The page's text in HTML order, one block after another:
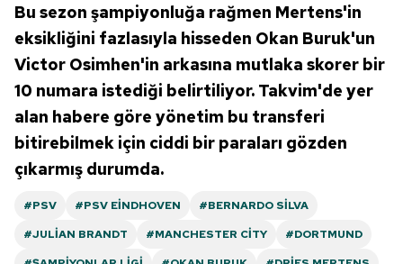
Bu sezon şampiyonluğa rağmen Mertens'in
eksikliğini fazlasıyla hisseden Okan Buruk'un
Victor Osimhen'in arkasına mutlaka skorer bir
10 numara istediği belirtiliyor. Takvim'de yer
alan habere göre yönetim bu transferi
bitirebilmek için ciddi bir paraları gözden
çıkarmış durumda.
#PSV #PSV EINDHOVEN
#BERNARDO SILVA
#JULIAN BRANDT
#MANCHESTER CITY
#DORTMUND